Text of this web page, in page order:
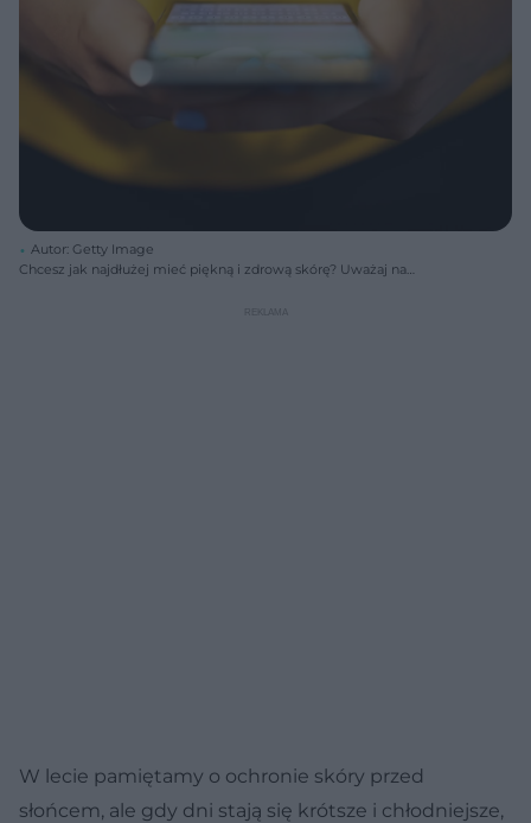
Autor: Getty Image
Chcesz jak najdłużej mieć piękną i zdrową skórę? Uważaj na
W lecie pamiętamy o ochronie skóry przed
słońcem, ale gdy dni stają się krótsze i chłodniejsze,